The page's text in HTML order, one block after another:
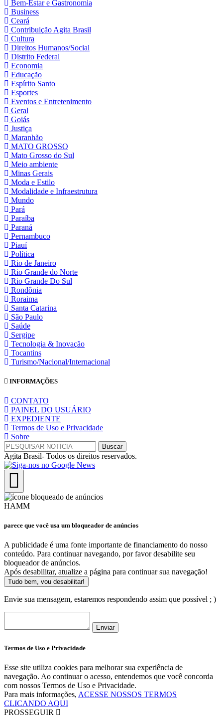
Bem-Estar e Gastronomia
Business
Ceará
Contribuição Agita Brasil
Cultura
Direitos Humanos/Social
Distrito Federal
Economia
Educação
Espírito Santo
Esportes
Eventos e Entretenimento
Geral
Goiás
Justiça
Maranhão
MATO GROSSO
Mato Grosso do Sul
Meio ambiente
Minas Gerais
Moda e Estilo
Modalidade e Infraestrutura
Mundo
Pará
Paraíba
Paraná
Pernambuco
Piauí
Política
Rio de Janeiro
Rio Grande do Norte
Rio Grande Do Sul
Rondônia
Roraima
Santa Catarina
São Paulo
Saúde
Sergipe
Tecnologia & Inovação
Tocantins
Turismo/Nacional/Internacional
INFORMAÇÕES
CONTATO
PAINEL DO USUÁRIO
EXPEDIENTE
Termos de Uso e Privacidade
Sobre
Agita Brasil- Todos os direitos reservados.
HAMM
parece que você usa um bloqueador de anúncios
A publicidade é uma fonte importante de financiamento do nosso
conteúdo. Para continuar navegando, por favor desabilite seu
bloqueador de anúncios.
Após desabilitar, atualize a página para continuar sua navegação!
Tudo bem, vou desabilitar!
Envie sua mensagem, estaremos respondendo assim que possível ; )
Enviar
Termos de Uso e Privacidade
Esse site utiliza cookies para melhorar sua experiência de
navegação. Ao continuar o acesso, entendemos que você concorda
com nossos Termos de Uso e Privacidade.
Para mais informações, ACESSE NOSSOS TERMOS
CLICANDO AQUI
PROSSEGUIR